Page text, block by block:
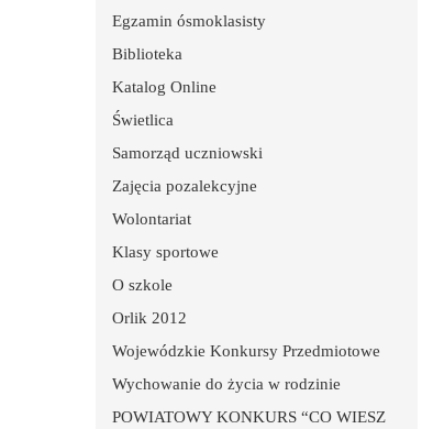
Egzamin ósmoklasisty
Biblioteka
Katalog Online
Świetlica
Samorząd uczniowski
Zajęcia pozalekcyjne
Wolontariat
Klasy sportowe
O szkole
Orlik 2012
Wojewódzkie Konkursy Przedmiotowe
Wychowanie do życia w rodzinie
POWIATOWY KONKURS “CO WIESZ